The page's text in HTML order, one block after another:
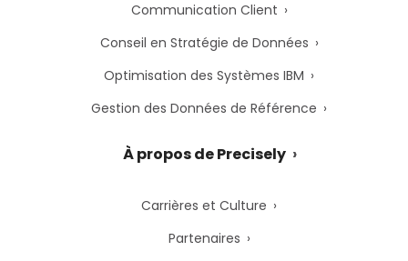
Communication Client
Conseil en Stratégie de Données
Optimisation des Systèmes IBM
Gestion des Données de Référence
À propos de Precisely
Carrières et Culture
Partenaires